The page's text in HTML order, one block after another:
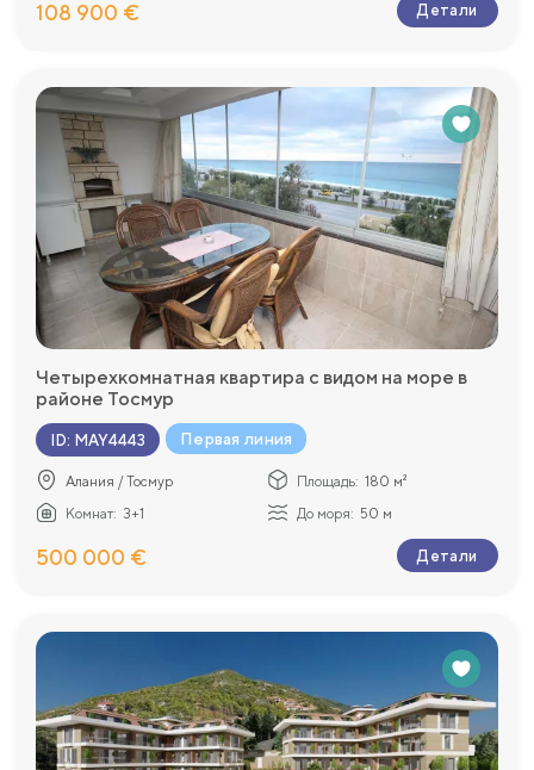
108 900 € Детали
Четырехкомнатная квартира с видом на море в
районе Тосмур
ID: MAY4443 Первая линия
Алания / Тосмур Площадь: 180 м²
Комнат: 3+1 До моря: 50 м
500 000 € Детали